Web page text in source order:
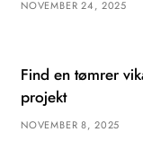
NOVEMBER 24, 2025
Find en tømrer
projekt
NOVEMBER 8, 2025